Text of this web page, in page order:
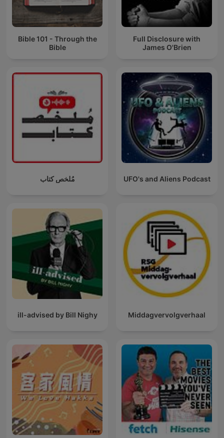
Bible 101 - Through the
Bible
Full Disclosure with
James O'Brien
مُلخص كتاب UFO's and Aliens Podcast
ill-advised by Bill Nighy Middagvervolgverhaal